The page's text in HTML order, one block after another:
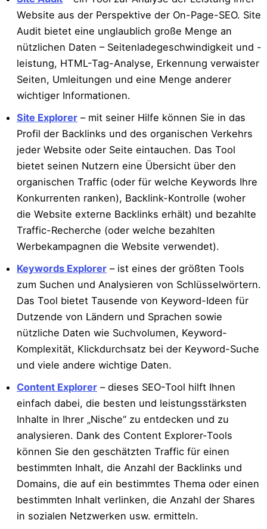
Website aus der Perspektive der On-Page-SEO. Site
Audit bietet eine unglaublich große Menge an
nützlichen Daten – Seitenladegeschwindigkeit und -
leistung, HTML-Tag-Analyse, Erkennung verwaister
Seiten, Umleitungen und eine Menge anderer
wichtiger Informationen.
Site Explorer – mit seiner Hilfe können Sie in das
Profil der Backlinks und des organischen Verkehrs
jeder Website oder Seite eintauchen. Das Tool
bietet seinen Nutzern eine Übersicht über den
organischen Traffic (oder für welche Keywords Ihre
Konkurrenten ranken), Backlink-Kontrolle (woher
die Website externe Backlinks erhält) und bezahlte
Traffic-Recherche (oder welche bezahlten
Werbekampagnen die Website verwendet).
Keywords Explorer – ist eines der größten Tools
zum Suchen und Analysieren von Schlüsselwörtern.
Das Tool bietet Tausende von Keyword-Ideen für
Dutzende von Ländern und Sprachen sowie
nützliche Daten wie Suchvolumen, Keyword-
Komplexität, Klickdurchsatz bei der Keyword-Suche
und viele andere wichtige Daten.
Content Explorer – dieses SEO-Tool hilft Ihnen
einfach dabei, die besten und leistungsstärksten
Inhalte in Ihrer „Nische“ zu entdecken und zu
analysieren. Dank des Content Explorer-Tools
können Sie den geschätzten Traffic für einen
bestimmten Inhalt, die Anzahl der Backlinks und
Domains, die auf ein bestimmtes Thema oder einen
bestimmten Inhalt verlinken, die Anzahl der Shares
in sozialen Netzwerken usw. ermitteln.